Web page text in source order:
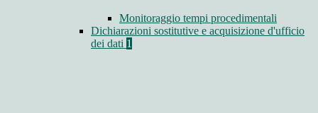
Monitoraggio tempi procedimentali
Dichiarazioni sostitutive e acquisizione d'ufficio
dei dati 1